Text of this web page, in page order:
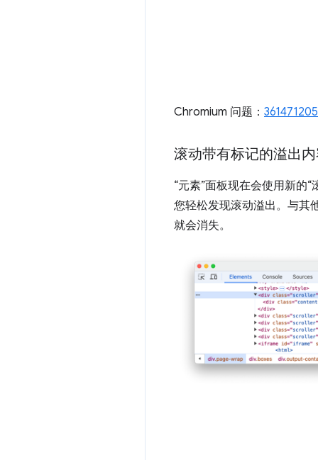
Chromium 问题： 361471205
滚动带有标记的溢出
“元素”面板现在会使用新的
您轻松发现滚动溢出。 与其
就会消失。